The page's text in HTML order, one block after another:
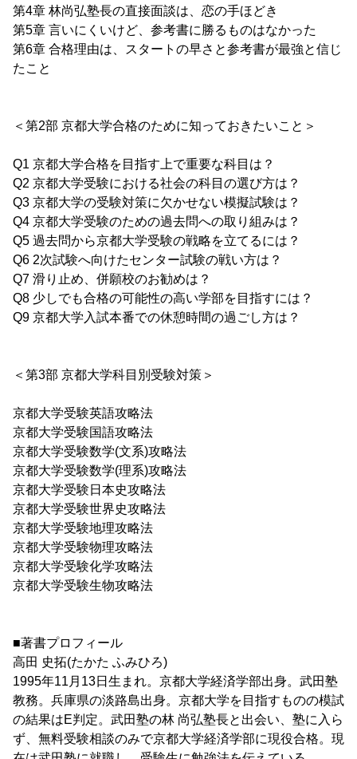
第4章 林尚弘塾長の直接面談は、恋の手ほどき
第5章 言いにくいけど、参考書に勝るものはなかった
第6章 合格理由は、スタートの早さと参考書が最強と信じ
たこと
＜第2部 京都大学合格のために知っておきたいこと＞
Q1 京都大学合格を目指す上で重要な科目は？
Q2 京都大学受験における社会の科目の選び方は？
Q3 京都大学の受験対策に欠かせない模擬試験は？
Q4 京都大学受験のための過去問への取り組みは？
Q5 過去問から京都大学受験の戦略を立てるには？
Q6 2次試験へ向けたセンター試験の戦い方は？
Q7 滑り止め、併願校のお勧めは？
Q8 少しでも合格の可能性の高い学部を目指すには？
Q9 京都大学入試本番での休憩時間の過ごし方は？
＜第3部 京都大学科目別受験対策＞
京都大学受験英語攻略法
京都大学受験国語攻略法
京都大学受験数学(文系)攻略法
京都大学受験数学(理系)攻略法
京都大学受験日本史攻略法
京都大学受験世界史攻略法
京都大学受験地理攻略法
京都大学受験物理攻略法
京都大学受験化学攻略法
京都大学受験生物攻略法
■著書プロフィール
高田 史拓(たかた ふみひろ)
1995年11月13日生まれ。京都大学経済学部出身。武田塾
教務。兵庫県の淡路島出身。京都大学を目指すものの模試
の結果はE判定。武田塾の林 尚弘塾長と出会い、塾に入ら
ず、無料受験相談のみで京都大学経済学部に現役合格。現